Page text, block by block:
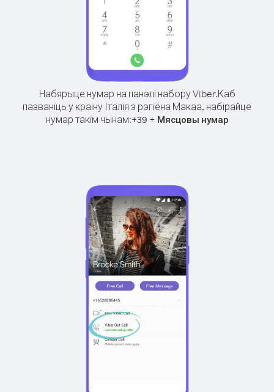
Набярыце нумар на панэлі набору Viber.Каб
пазваніць у краіну Італія з рэгіёна Макаа, набірайце
нумар такім чынам:+39 + Мясцовы нумар